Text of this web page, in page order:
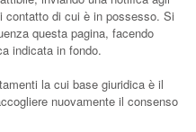
contatto di cui è in possesso. Si
questa pagina, facendo
indicata in fondo.
la cui base giuridica è il
nuovamente il consenso